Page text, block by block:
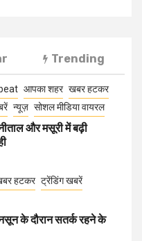
Trending
आपका शहर खबर हटकर
न्यूज़ सोशल मीडिया वायरल
और मसूरी में बढ़ी
हटकर ट्रेंडिंग खबरें
के दौरान सतर्क रहने के